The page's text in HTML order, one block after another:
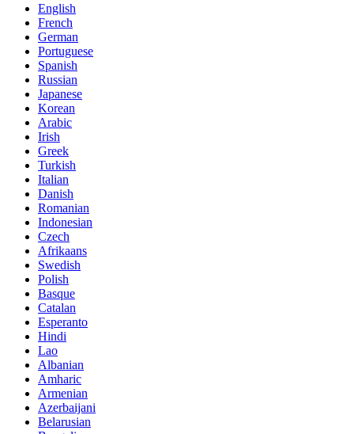
English
French
German
Portuguese
Spanish
Russian
Japanese
Korean
Arabic
Irish
Greek
Turkish
Italian
Danish
Romanian
Indonesian
Czech
Afrikaans
Swedish
Polish
Basque
Catalan
Esperanto
Hindi
Lao
Albanian
Amharic
Armenian
Azerbaijani
Belarusian